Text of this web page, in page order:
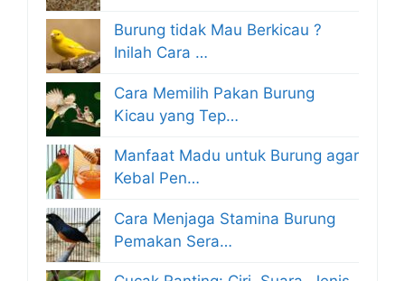
Burung tidak Mau Berkicau ?
Inilah Cara …
Cara Memilih Pakan Burung
Kicau yang Tep…
Manfaat Madu untuk Burung agar
Kebal Pen…
Cara Menjaga Stamina Burung
Pemakan Sera…